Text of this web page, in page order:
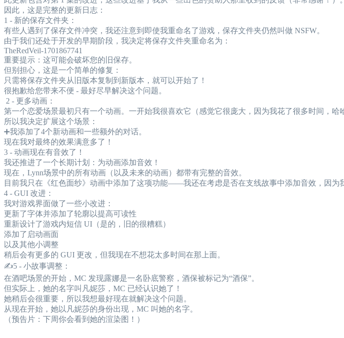
因此，这是完整的更新日志：
1 - 新的保存文件夹：
有些人遇到了保存文件冲突，我还注意到即使我重命名了游戏，保存文件夹仍然叫做 NSFW。
由于我们还处于开发的早期阶段，我决定将保存文件夹重命名为：
TheRedVeil-1701867741
重要提示：这可能会破坏您的旧保存。
但别担心，这是一个简单的修复：
只需将保存文件夹从旧版本复制到新版本，就可以开始了！
很抱歉给您带来不便 - 最好尽早解决这个问题。
️ 2 - 更多动画：
第一个恋爱场景最初只有一个动画。一开始我很喜欢它（感觉它很庞大，因为我花了很多时间，
所以我决定扩展这个场景：
➕我添加了4个新动画和一些额外的对话。
现在我对最终的效果满意多了！
3 - 动画现在有音效了！
我还推进了一个长期计划：为动画添加音效！
现在，Lynn场景中的所有动画（以及未来的动画）都带有完整的音效。
目前我只在《红色面纱》动画中添加了这项功能——我还在考虑是否在支线故事中添加音效，因为
4 - GUI 改进：
我对游戏界面做了一些小改进：
更新了字体并添加了轮廓以提高可读性
重新设计了游戏内短信 UI（是的，旧的很糟糕）
添加了启动画面
以及其他小调整
稍后会有更多的 GUI 更改，但我现在不想花太多时间在那上面。
✍5 - 小故事调整：
在酒吧场景的开始，MC 发现露娜是一名卧底警察，酒保被标记为“酒保”。
但实际上，她的名字叫凡妮莎，MC 已经认识她了！
她稍后会很重要，所以我想最好现在就解决这个问题。
从现在开始，她以凡妮莎的身份出现，MC 叫她的名字。
（预告片：下周你会看到她的渲染图！）